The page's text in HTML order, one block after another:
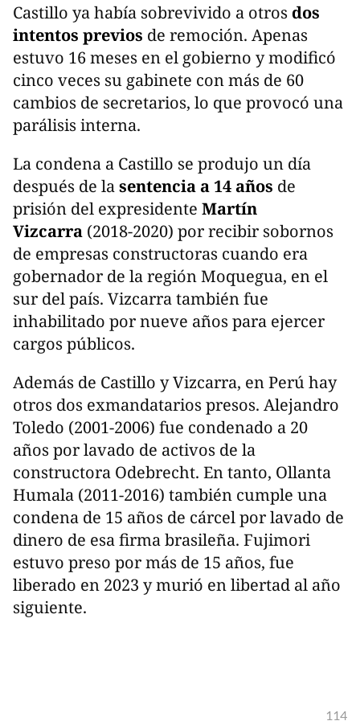
Castillo ya había sobrevivido a otros dos
intentos previos de remoción. Apenas
estuvo 16 meses en el gobierno y modificó
cinco veces su gabinete con más de 60
cambios de secretarios, lo que provocó una
parálisis interna.
La condena a Castillo se produjo un día
después de lasentencia a 14 años de
prisión del expresidente Martín
Vizcarra (2018-2020) por recibir sobornos
de empresas constructoras cuando era
gobernador de la región Moquegua, en el
sur del país. Vizcarra también fue
inhabilitado por nueve años para ejercer
cargos públicos.
Además de Castillo y Vizcarra, en Perú hay
otros dos exmandatarios presos. Alejandro
Toledo (2001-2006) fue condenado a 20
años por lavado de activos de la
constructora Odebrecht. En tanto, Ollanta
Humala (2011-2016) también cumple una
condena de 15 años de cárcel por lavado de
dinero de esa firma brasileña. Fujimori
estuvo preso por más de 15 años, fue
liberado en 2023 y murió en libertad al año
siguiente.
114